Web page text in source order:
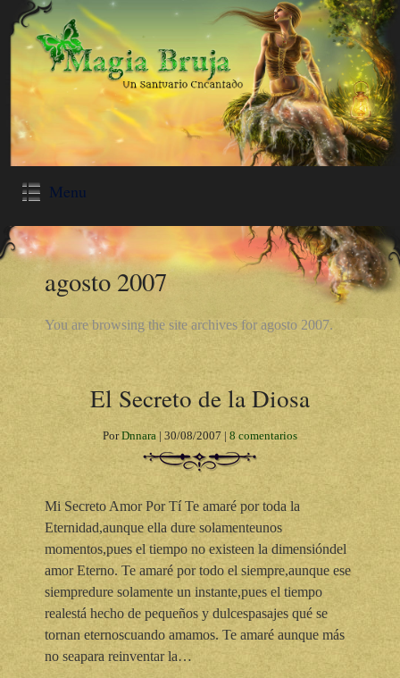
Menu
agosto 2007
You are browsing the site archives for agosto 2007.
El Secreto de la Diosa
PorDnnara | 30/08/2007 | 8 comentarios
Mi Secreto Amor Por Tí Te amaré por toda la
Eternidad,aunque ella dure solamenteunos
momentos,pues el tiempo no existeen la dimensióndel
amor Eterno. Te amaré por todo el siempre,aunque ese
siempredure solamente un instante,pues el tiempo
realestá hecho de pequeños y dulcespasajes qué se
tornan eternoscuando amamos. Te amaré aunque más
no seapara reinventar la…